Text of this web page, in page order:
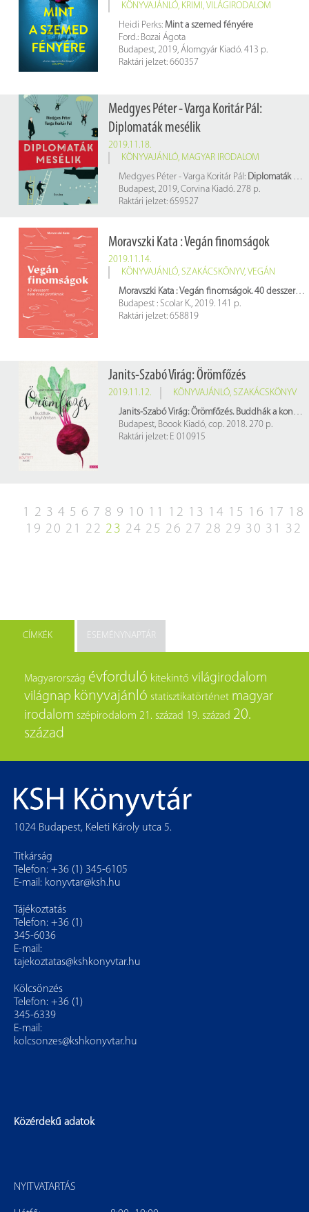
KÖNYVAJÁNLÓ, KRIMI, VILÁGIRODALOM
Heidi Perks: Mint a szemed fényére
Ford.: Bozai Ágota
Budapest, 2019, Álomgyár Kiadó. 413 p.
Raktári jelzet: 660357
Medgyes Péter - Varga Koritár Pál:
Diplomaták mesélik
2019.11.18.
KÖNYVAJÁNLÓ, MAGYAR IRODALOM
Medgyes Péter - Varga Koritár Pál: Diplomaták mesélik
Budapest, 2019, Corvina Kiadó. 278 p.
Raktári jelzet: 659527
Moravszki Kata : Vegán finomságok
2019.11.14.
KÖNYVAJÁNLÓ, SZAKÁCSKÖNYV, VEGÁN
Moravszki Kata : Vegán finomságok. 40 desszert nem csak profiknak
Budapest : Scolar K., 2019. 141 p.
Raktári jelzet: 658819
Janits-Szabó Virág: Örömfőzés
2019.11.12. KÖNYVAJÁNLÓ, SZAKÁCSKÖNYV
Janits-Szabó Virág: Örömfőzés. Buddhák a konyhámban
Budapest, Boook Kiadó, cop. 2018. 270 p.
Raktári jelzet: E 010915
1 2 3 4 5 6 7 8 9 10 11 12 13 14 15 16 17 18
19 20 21 22 23 24 25 26 27 28 29 30 31 32
CÍMKÉK ESEMÉNYNAPTÁR
Magyarország évforduló kitekintő világirodalom
világnap könyvajánló statisztikatörténet magyar
irodalom szépirodalom 21. század 19. század 20.
század
1024 Budapest, Keleti Károly utca 5.
Titkárság
Telefon: +36 (1) 345-6105
E-mail: konyvtar@ksh.hu
Tájékoztatás
Telefon: +36 (1)
345-6036
E-mail:
tajekoztatas@kshkonyvtar.hu
Kölcsönzés
Telefon: +36 (1)
345-6339
E-mail:
kolcsonzes@kshkonyvtar.hu
Közérdekű adatok
NYITVATARTÁS